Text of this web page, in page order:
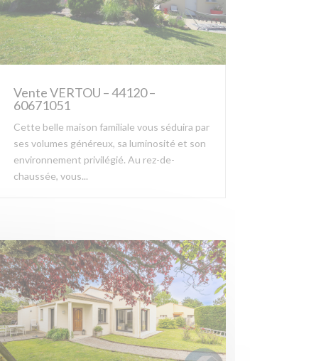
Vente VERTOU – 44120 –
60671051
Cette belle maison familiale vous séduira par
ses volumes généreux, sa luminosité et son
environnement privilégié. Au rez-de-
chaussée, vous...